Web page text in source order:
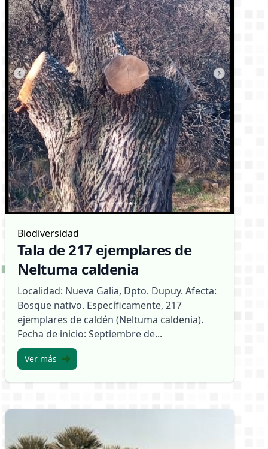
Biodiversidad
Tala de 217 ejemplares de
Neltuma caldenia
Localidad: Nueva Galia, Dpto. Dupuy. Afecta:
Bosque nativo. Específicamente, 217
ejemplares de caldén (Neltuma caldenia).
Fecha de inicio: Septiembre de...
Ver más